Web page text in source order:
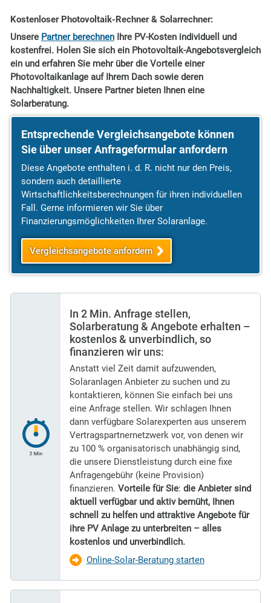
Kostenloser Photovoltaik-Rechner & Solarrechner:
Unsere Partner berechnenIhre PV-Kosten individuell und
kostenfrei. Holen Sie sich ein Photovoltaik-Angebotsvergleich
ein und erfahren Sie mehr über die Vorteile einer
Photovoltaikanlage auf Ihrem Dach sowie deren
Nachhaltigkeit. Unsere Partner bieten Ihnen eine
Solarberatung.
Entsprechende Vergleichsangebote können
Sie über unser Anfrageformular anfordern
Diese Angebote enthalten i. d. R. nicht nur den Preis,
sondern auch detaillierte
Wirtschaftlichkeitsberechnungen für ihren individuellen
Fall. Gerne informieren wir Sie über
Finanzierungsmöglichkeiten Ihrer Solaranlage.
Vergleichsangebote anfordern
In 2 Min. Anfrage stellen,
Solarberatung & Angebote erhalten –
kostenlos & unverbindlich, so
finanzieren wir uns:
Anstatt viel Zeit damit aufzuwenden,
Solaranlagen Anbieter zu suchen und zu
kontaktieren, können Sie einfach bei uns
eine Anfrage stellen. Wir schlagen Ihnen
dann verfügbare Solarexperten aus unserem
Vertragspartnernetzwerk vor, von denen wir
zu 100 % organisatorisch unabhängig sind,
die unsere Dienstleistung durch eine fixe
Anfragengebühr (keine Provision)
finanzieren. Vorteile für Sie: die Anbieter sind
aktuell verfügbar und aktiv bemüht, Ihnen
schnell zu helfen und attraktive Angebote für
ihre PV Anlage zu unterbreiten – alles
kostenlos und unverbindlich.
Online-Solar-Beratung starten